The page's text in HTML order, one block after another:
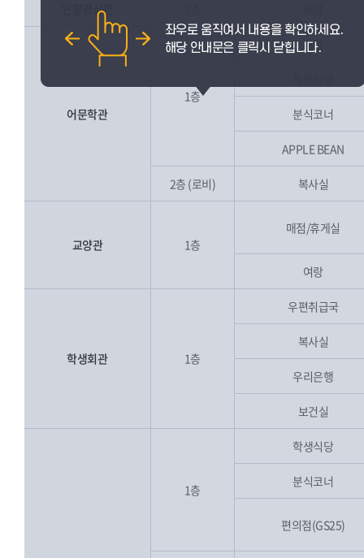
인문경상관
어문학관
1층
매점
분식코너
APPLE BEAN
2층 (로비) 복사실
교양관 1층
매점/휴게실
여랑
학생회관 1층
우편취급국
복사실
우리은행
보건실
1층
학생식당
분식코너
편의점(GS25)